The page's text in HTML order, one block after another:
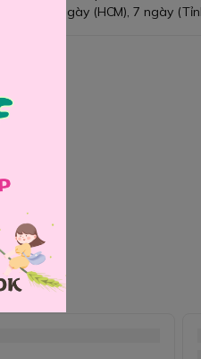
Đổi hàng 3 ngày (HCM), 7 ngày